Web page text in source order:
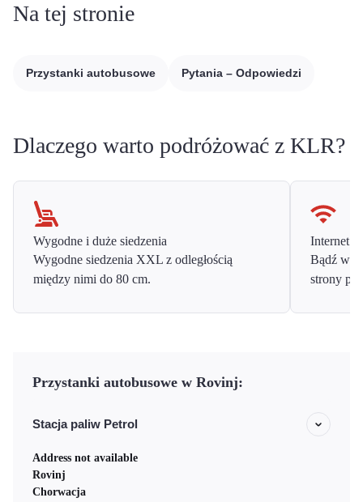
Na tej stronie
Przystanki autobusowe Pytania – Odpowiedzi
Dlaczego warto podróżować z KLR?
Wygodne i duże siedzenia
Wygodne siedzenia XXL z odległością
między nimi do 80 cm.
Internet
Bądź w
strony
Przystanki autobusowe w Rovinj:
Stacja paliw Petrol
Address not available
Rovinj
Chorwacja